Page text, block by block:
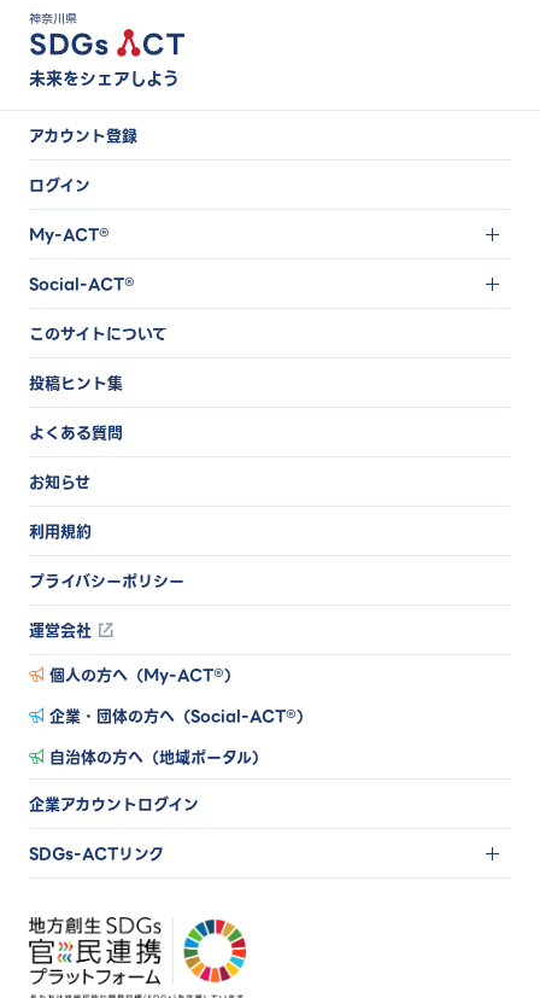
大賞を受賞しています。 同社の取り組みは、ゴール
12（つくる責任つかう責任）を中心に、ゴール13（気
候変動に具体的な対策を）ゴール14（海の豊かさを守ろ
う）ゴール15（陸の豊かさも守ろう）などその他ゴール
に広く貢献しています。
神奈川県
未来をシェアしよう
アカウント登録
ログイン
My-ACT®
Social-ACT®
このサイトについて
投稿ヒント集
よくある質問
お知らせ
利用規約
プライバシーポリシー
運営会社
個人の方へ（My-ACT®）
企業・団体の方へ（Social-ACT®）
自治体の方へ（地域ポータル）
企業アカウントログイン
SDGs-ACTリンク